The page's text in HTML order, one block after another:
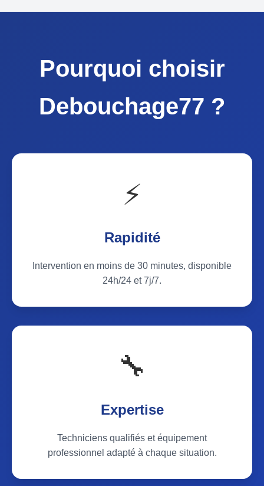
Pourquoi choisir
Debouchage77 ?
⚡
Rapidité
Intervention en moins de 30 minutes, disponible
24h/24 et 7j/7.
🔧
Expertise
Techniciens qualifiés et équipement
professionnel adapté à chaque situation.